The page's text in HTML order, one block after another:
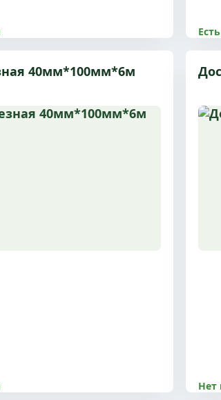
1 сорт, с доставкой по
40мм*100мм*6м
Нет